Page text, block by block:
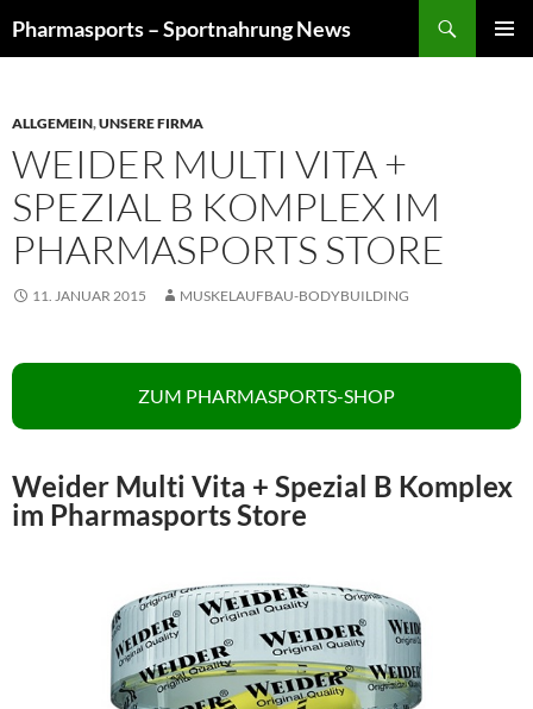
Inhalt
Pharmasports – Sportnahrung News
ALLGEMEIN,UNSERE FIRMA
WEIDER MULTI VITA +
SPEZIAL B KOMPLEX IM
PHARMASPORTS STORE
11. JANUAR 2015 MUSKELAUFBAU-BODYBUILDING
ZUM PHARMASPORTS-SHOP
Weider Multi Vita + Spezial B Komplex
im Pharmasports Store